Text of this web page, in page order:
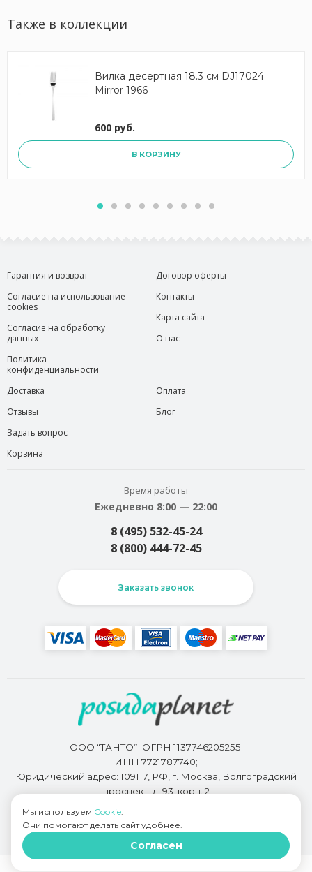
Также в коллекции
Вилка десертная 18.3 см DJ17024
Mirror 1966
600 руб.
В КОРЗИНУ
Гарантия и возврат
Согласие на использование
cookies
Согласие на обработку
данных
Политика
конфиденциальности
Договор оферты
Контакты
Карта сайта
О нас
Доставка
Отзывы
Задать вопрос
Корзина
Оплата
Блог
Время работы
Ежедневно 8:00 — 22:00
8 (495) 532-45-24
8 (800) 444-72-45
Заказать звонок
ООО “ТАНТО”; ОГРН 1137746205255;
ИНН 7721787740;
Юридический адрес: 109117, РФ, г. Москва, Волгоградский
проспект, д. 93, корп. 2
Разработкой сайта занимается
Мы используем Cookie.
Они помогают делать сайт удобнее.
Согласен